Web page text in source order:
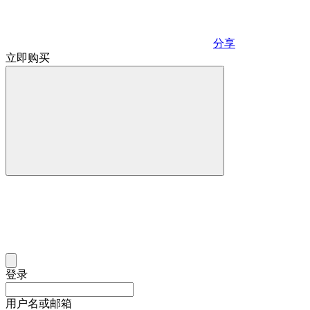
分享
立即购买
登录
用户名或邮箱